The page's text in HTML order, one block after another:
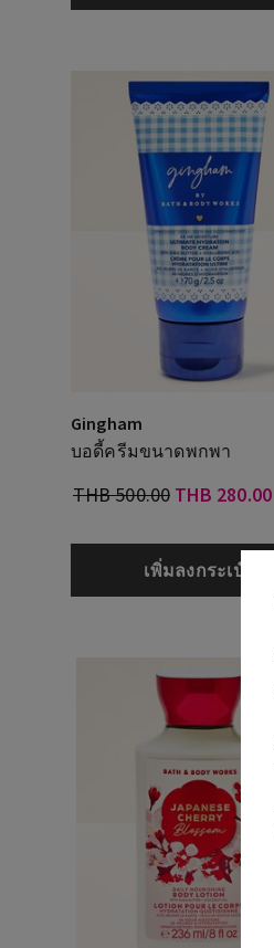
Gingham
บอดี้ครีมขนาดพกพา
THB 500.00 THB 280.00
เพิ่มลงกระเป๋า